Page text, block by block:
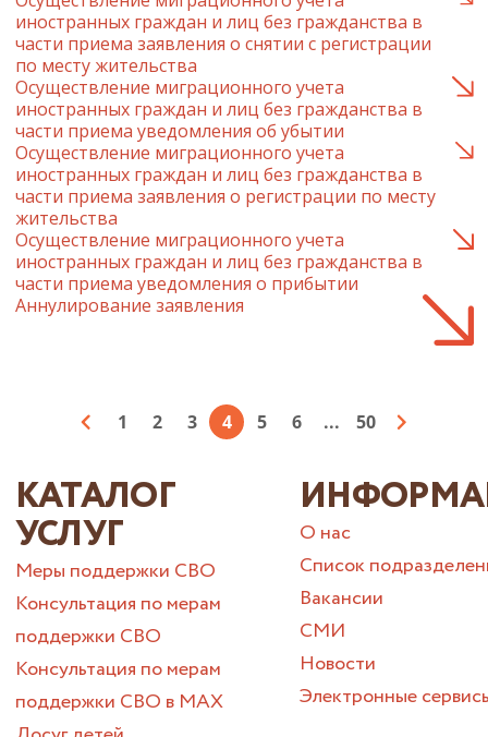
иностранных граждан и лиц без гражданства в
части приема заявления о снятии с регистрации
по месту жительства
Осуществление миграционного учета
иностранных граждан и лиц без гражданства в
части приема уведомления об убытии
Осуществление миграционного учета
иностранных граждан и лиц без гражданства в
части приема заявления о регистрации по месту
жительства
Осуществление миграционного учета
иностранных граждан и лиц без гражданства в
части приема уведомления о прибытии
Аннулирование заявления
1 2 3 4 5 6 ... 50
КАТАЛОГ
УСЛУГ
Меры поддержки СВО
Консультация по мерам
поддержки СВО
Консультация по мерам
поддержки СВО в МАХ
О нас
Список
Вакансии
СМИ
Новости
Электронные